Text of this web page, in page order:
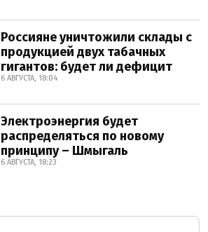
Россияне уничтожили склады с
продукцией двух табачных
гигантов: будет ли дефицит
6 АВГУСТА, 18:04
Электроэнергия будет
распределяться по новому
принципу – Шмыгаль
6 АВГУСТА, 18:23